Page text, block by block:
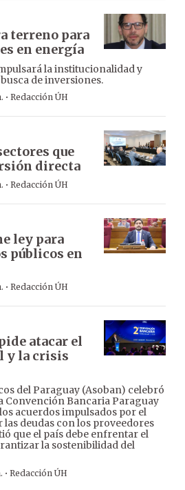
terreno para
en energía
la institucionalidad y
de inversiones.
· Redacción ÚH
que
directa
· Redacción ÚH
ley para
públicos en
· Redacción ÚH
atacar el
y la crisis
del Paraguay (Asoban) celebró
Convención Bancaria Paraguay
acuerdos impulsados por el
deudas con los proveedores
que el país debe enfrentar el
la sostenibilidad del
· Redacción ÚH